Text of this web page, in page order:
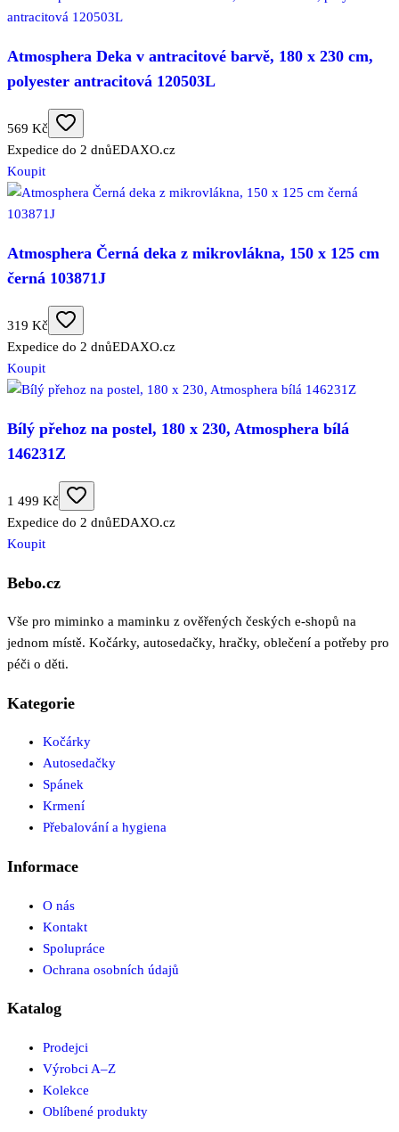
Atmosphera Deka v antracitové barvě, 180 x 230 cm,
polyester antracitová 120503L
569 Kč
Expedice do 2 dnůEDAXO.cz
Koupit
Atmosphera Černá deka z mikrovlákna, 150 x 125 cm
černá 103871J
319 Kč
Expedice do 2 dnůEDAXO.cz
Koupit
Bílý přehoz na postel, 180 x 230, Atmosphera bílá
146231Z
1 499 Kč
Expedice do 2 dnůEDAXO.cz
Koupit
Bebo.cz
Vše pro miminko a maminku z ověřených českých e-shopů na
jednom místě. Kočárky, autosedačky, hračky, oblečení a potřeby pro
péči o děti.
Kategorie
Kočárky
Autosedačky
Spánek
Krmení
Přebalování a hygiena
Informace
O nás
Kontakt
Spolupráce
Ochrana osobních údajů
Katalog
Prodejci
Výrobci A–Z
Kolekce
Oblíbené produkty